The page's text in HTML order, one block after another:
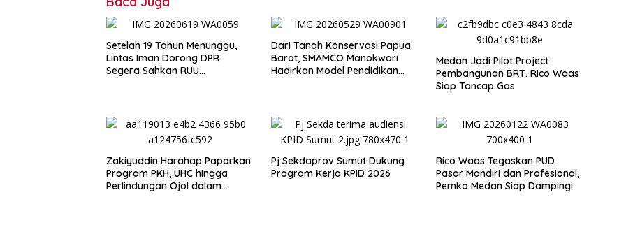
Setelah 19 Tahun Menunggu,
Lintas Iman Dorong DPR
Segera Sahkan RUU
Dari Tanah Konservasi Papua
Barat, SMAMCO Manokwari
Hadirkan Model Pendidikan
Medan Jadi Pilot Project
Pembangunan BRT, Rico Waas
Siap Tancap Gas
Zakiyuddin Harahap Paparkan
Program PKH, UHC hingga
Perlindungan Ojol dalam
Pj Sekdaprov Sumut Dukung
Program Kerja KPID 2026
Rico Waas Tegaskan PUD
Pasar Mandiri dan Profesional,
Pemko Medan Siap Dampingi